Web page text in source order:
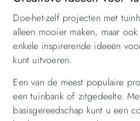
Doe-het-zelf projecten met
alleen mooier maken, maar
enkele inspirerende ideeën
kunt uitvoeren.
Een van de meest populaire
een tuinbank of zitgedeelte.
basisgereedschap kunt u een